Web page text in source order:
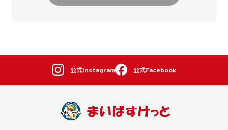
公式Instagram 公式Facebook